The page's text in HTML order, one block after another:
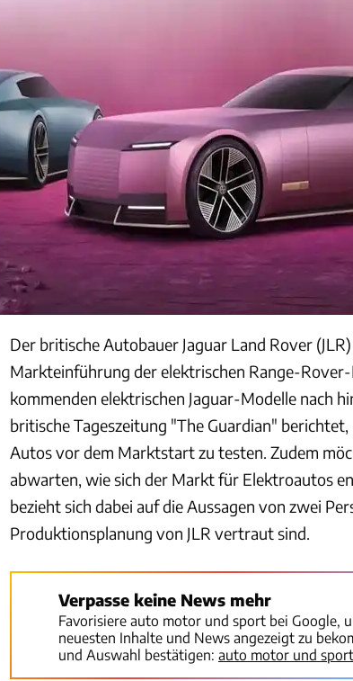
Der britische Autobauer Jaguar Land Rover
Markteinführung der elektrischen Range-
kommenden elektrischen Jaguar-Modelle nach
britische Tageszeitung "The Guardian"
Autos vor dem Marktstart zu testen. Zudem
abwarten, wie sich der Markt für Elektroautos
bezieht sich dabei auf die Aussagen von zwei
Produktionsplanung von JLR vertraut sind.
Verpasse keine News mehr
Favorisiere auto motor und sport bei Google,
neuesten Inhalte und News angezeigt zu
und Auswahl bestätigen: auto motor und